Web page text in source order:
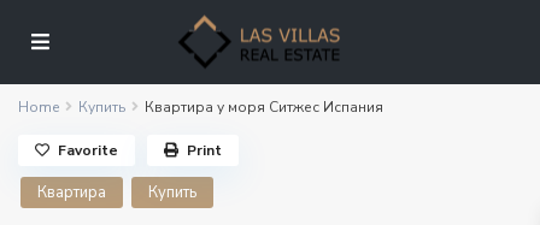
Home Купить Квартира у моря Ситжес Испания
Квартира Купить
Favorite Print